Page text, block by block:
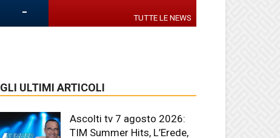
- TUTTE LE NEWS
GLI ULTIMI ARTICOLI
Ascolti tv 7 agosto 2026:
TIM Summer Hits, L’Erede,